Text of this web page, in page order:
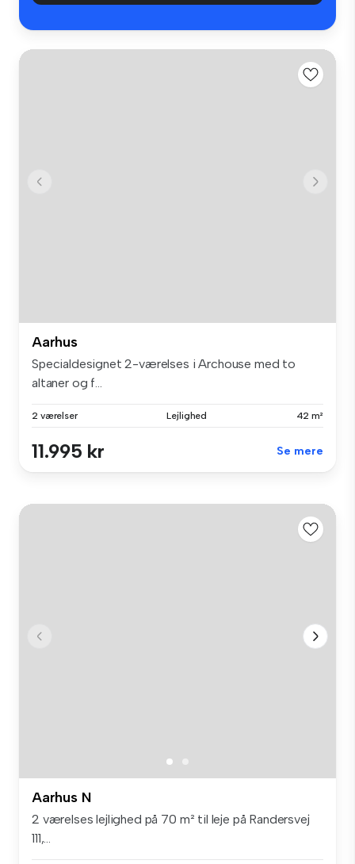
Aarhus
Specialdesignet 2-værelses i Archouse med to
altaner og f...
2 værelser Lejlighed 42 m²
11.995 kr Se mere
Aarhus N
2 værelses lejlighed på 70 m² til leje på Randersvej
111,...